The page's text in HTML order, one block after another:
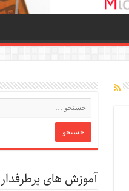
آموزش های پرطرفدار